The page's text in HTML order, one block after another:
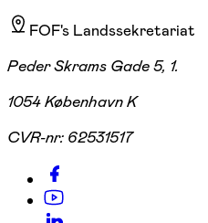
FOF's Landssekretariat
Peder Skrams Gade 5, 1.
1054 København K
CVR-nr: 62531517